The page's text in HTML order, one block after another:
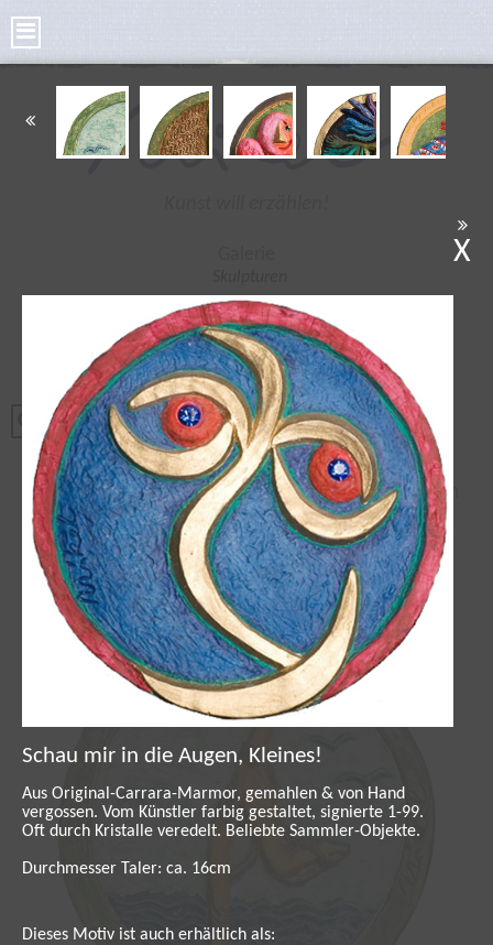
Bilder
Kleine Skulpturen
Bronze Taler
Poesie Taler
Tonplastiken
Radierungen
X
Schau mir in die Augen, Kleines!
Aus Original-Carrara-Marmor, gemahlen & von Hand
vergossen. Vom Künstler farbig gestaltet, signierte 1-99.
Oft durch Kristalle veredelt. Beliebte Sammler-Objekte.
Durchmesser Taler: ca. 16cm
Dieses Motiv ist auch erhältlich als:
Aus Original-Carrara-Marmor, gemahlen & von
Hand vergossen. Vom Künstler farbig
gestaltet, signierte 1-99. Oft durch Kristalle
veredelt. Beliebte Sammler-Objekte.